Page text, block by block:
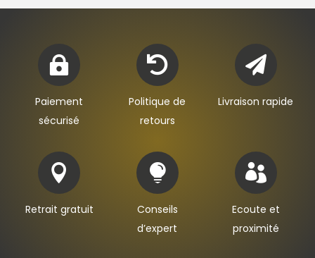

Paiement
sécurisé

Politique de
retours

Livraison rapide

Retrait gratuit

Conseils
d’expert

Ecoute et
proximité